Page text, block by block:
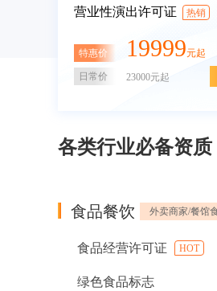
营业性演出许可证 热销
特惠价 19999元起
日常价 23000元起
各类行业必备资质
食品餐饮 外卖商家/餐馆
食品经营许可证 HOT
绿色食品标志